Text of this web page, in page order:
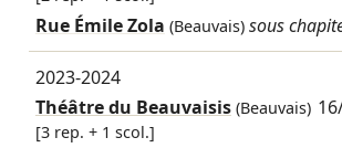
Rue Émile Zola (Beauvais) sous
2023-2024
Théâtre du Beauvaisis(Beauvais)
[3 rep. + 1 scol.]